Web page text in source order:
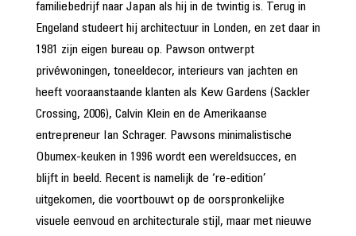
familiebedrijf naar Japan als hij in de twintig is. Terug in
Engeland studeert hij architectuur in Londen, en zet daar in
1981 zijn eigen bureau op. Pawson ontwerpt
privéwoningen, toneeldecor, interieurs van jachten en
heeft vooraanstaande klanten als Kew Gardens (Sackler
Crossing, 2006), Calvin Klein en de Amerikaanse
entrepreneur Ian Schrager. Pawsons minimalistische
Obumex-keuken in 1996 wordt een wereldsucces, en
blijft in beeld. Recent is namelijk de ‘re-edition’
uitgekomen, die voortbouwt op de oorspronkelijke
visuele eenvoud en architecturale stijl, maar met nieuwe